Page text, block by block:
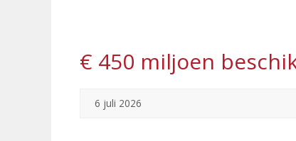
€ 450 miljoen
6 juli 2026